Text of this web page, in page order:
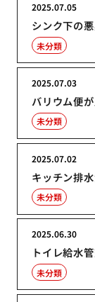
シンク下の
2025.07.05
未分類
バリウム便
2025.07.03
未分類
キッチン排
2025.07.02
未分類
トイレ給水
2025.06.30
未分類